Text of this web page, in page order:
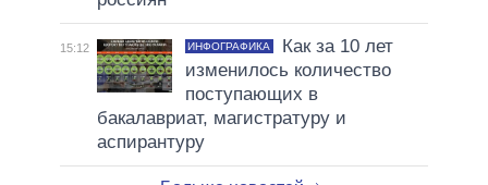
15:12 ИНФОГРАФИКА
Как за 10 лет
изменилось количество
поступающих в
бакалавриат, магистратуру и
аспирантуру